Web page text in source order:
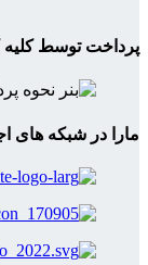
پرداخت توسط کلیه
مارا در شبکه های